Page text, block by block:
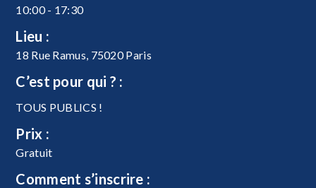
10:00 - 17:30
Lieu :
18 Rue Ramus, 75020 Paris
C’est pour qui ? :
TOUS PUBLICS !
Prix :
Gratuit
Comment s’inscrire :